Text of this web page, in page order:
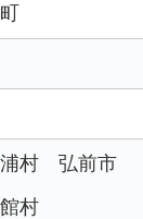
村
弘前市
村